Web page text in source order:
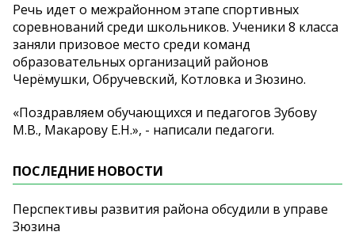
Речь идет о межрайонном этапе спортивных
соревнований среди школьников. Ученики 8 класса
заняли призовое место среди команд
образовательных организаций районов
Черёмушки, Обручевский, Котловка и Зюзино.
«Поздравляем обучающихся и педагогов Зубову
М.В., Макарову Е.Н.», - написали педагоги.
ПОСЛЕДНИЕ НОВОСТИ
Перспективы развития района обсудили в управе
Зюзина